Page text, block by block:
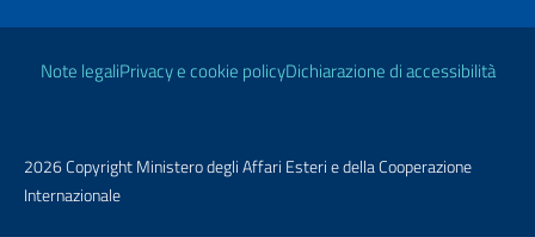
Link Utili
Note legaliPrivacy e cookie policyDichiarazione di accessibilità
2026 Copyright Ministero degli Affari Esteri e della Cooperazione
Internazionale